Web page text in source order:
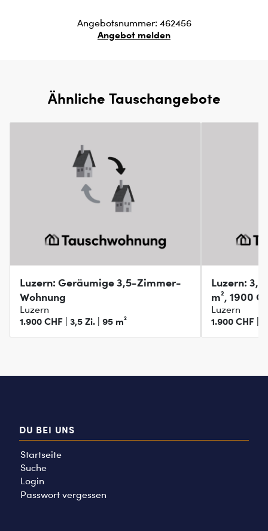
Angebotsnummer: 462456
Angebot melden
Ähnliche Tauschangebote
Luzern: Geräumige 3,5-Zimmer-
Wohnung
Luzern
1.900 CHF | 3,5 Zi. | 95 m²
Luzern:
m², 1900
Luzern
1.900 CHF |
DU BEI UNS
Startseite
Suche
Login
Passwort vergessen